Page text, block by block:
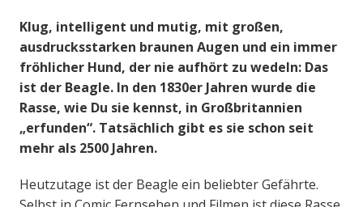
Klug, intelligent und mutig, mit großen,
ausdrucksstarken braunen Augen und ein immer
fröhlicher Hund, der nie aufhört zu wedeln: Das
ist der Beagle. In den 1830er Jahren wurde die
Rasse, wie Du sie kennst, in Großbritannien
„erfunden“. Tatsächlich gibt es sie schon seit
mehr als 2500 Jahren.
Heutzutage ist der Beagle ein beliebter Gefährte.